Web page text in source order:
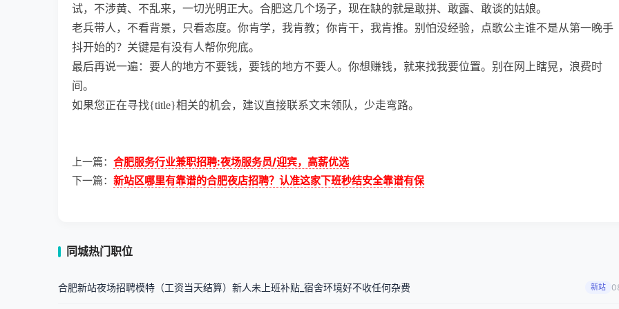
试，不涉黄、不乱来，一切光明正大。合肥这几个场子，现在缺的就是敢拼、敢露、敢谈的姑娘。
老兵带人，不看背景，只看态度。你肯学，我肯教；你肯干，我肯推。别怕没经验，点歌公主谁不是从第一晚手
抖开始的？关键是有没有人帮你兜底。
最后再说一遍：要人的地方不要钱，要钱的地方不要人。你想赚钱，就来找我要位置。别在网上瞎晃，浪费时
间。
如果您正在寻找{title}相关的机会，建议直接联系文末领队，少走弯路。
上一篇： 合肥服务行业兼职招聘:夜场服务员/迎宾，高薪优选
下一篇： 新站区哪里有靠谱的合肥夜店招聘？认准这家下班秒结安全靠谱有保
同城热门职位
合肥新站夜场招聘模特（工资当天结算）新人未上班补贴_宿舍环境好不收任何杂费 新站